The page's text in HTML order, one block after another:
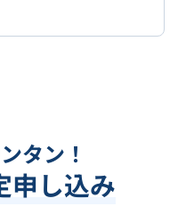
タン！
申し込み